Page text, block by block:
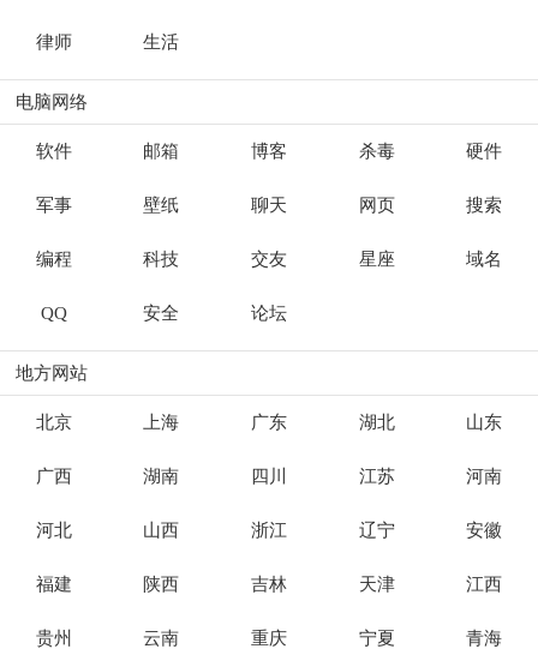
律师 生活
电脑网络
软件 邮箱 博客 杀毒 硬件
军事 壁纸 聊天 网页 搜索
编程 科技 交友 星座 域名
QQ 安全 论坛
地方网站
北京 上海 广东 湖北 山东
广西 湖南 四川 江苏 河南
河北 山西 浙江 辽宁 安徽
福建 陕西 吉林 天津 江西
贵州 云南 重庆 宁夏 青海